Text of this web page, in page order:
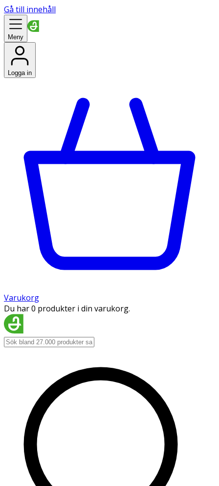
Gå till innehåll
Meny
Logga in
Varukorg
Du har 0 produkter i din varukorg.